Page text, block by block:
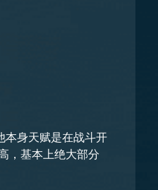
本身天赋是在战斗开
，基本上绝大部分